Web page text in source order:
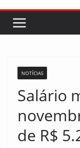
NOTÍCIAS
Salário
de R$